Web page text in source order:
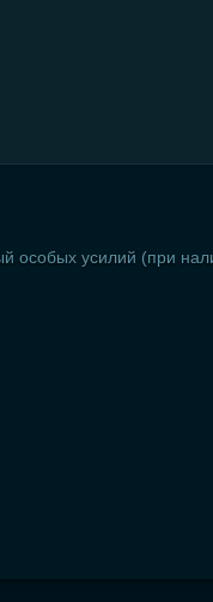
особых усилий (при